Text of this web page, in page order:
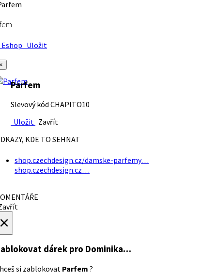
Uložit
Parfem
Slevový kód CHAPITO10
Uložit Zavřít
KDE TO SEHNAT
shop.czechdesign.cz/damske-parfemy…
shop.czechdesign.cz…
dárek pro Dominika…
si zablokovat Parfem ?